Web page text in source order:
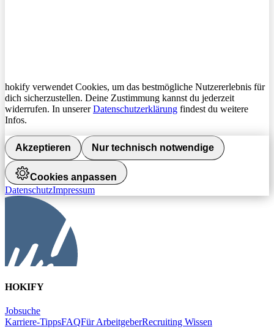
hokify verwendet Cookies, um das bestmögliche Nutzererlebnis für
dich sicherzustellen. Deine Zustimmung kannst du jederzeit
widerrufen. In unsererDatenschutzerklärung findest du weitere
Infos.
Akzeptieren Nur technisch notwendige
Cookies anpassen
DatenschutzImpressum
HOKIFY
Jobsuche
Karriere-TippsFAQFür ArbeitgeberRecruiting Wissen